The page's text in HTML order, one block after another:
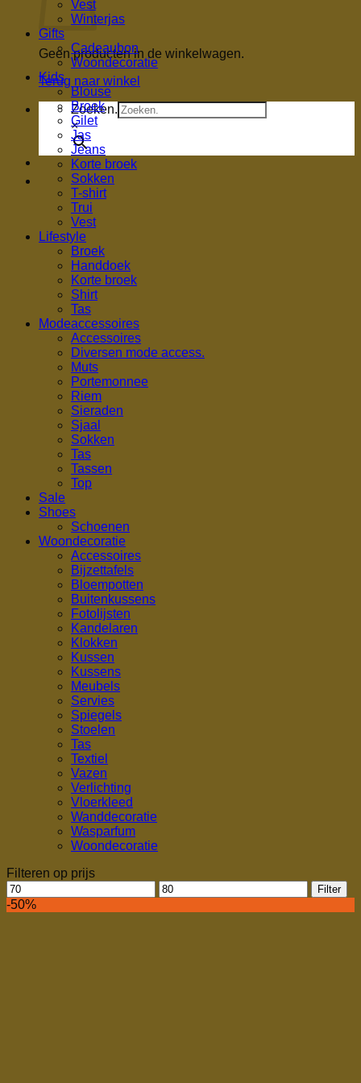
Geen producten in de winkelwagen.
Terug naar winkel
Zoeken.
×
Vest
Winterjas
Gifts
Cadeaubon
Woondecoratie
Kids
Blouse
Broek
Gilet
Jas
Jeans
Korte broek
Sokken
T-shirt
Trui
Vest
Lifestyle
Broek
Handdoek
Korte broek
Shirt
Tas
Modeaccessoires
Accessoires
Diversen mode access.
Muts
Portemonnee
Riem
Sieraden
Sjaal
Sokken
Tas
Tassen
Top
Sale
Shoes
Schoenen
Woondecoratie
Accessoires
Bijzettafels
Bloempotten
Buitenkussens
Fotolijsten
Kandelaren
Klokken
Kussen
Kussens
Meubels
Servies
Spiegels
Stoelen
Tas
Textiel
Vazen
Verlichting
Vloerkleed
Wanddecoratie
Wasparfum
Woondecoratie
Filteren op prijs
Min.
prijs
Max.
prijs
Filter
-50%